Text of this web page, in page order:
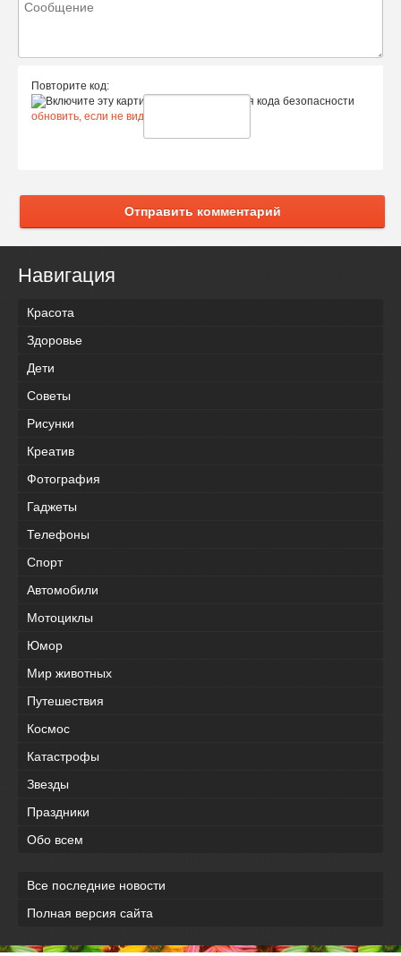
Повторите код:
обновить, если не виден код
Отправить комментарий
Навигация
Красота
Здоровье
Дети
Советы
Рисунки
Креатив
Фотография
Гаджеты
Телефоны
Спорт
Автомобили
Мотоциклы
Юмор
Мир животных
Путешествия
Космос
Катастрофы
Звезды
Праздники
Обо всем
Все последние новости
Полная версия сайта